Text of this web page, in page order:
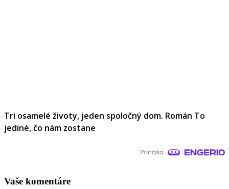
Tri osamelé životy, jeden spoločný dom. Román To
jediné, čo nám zostane
Vaše komentáre